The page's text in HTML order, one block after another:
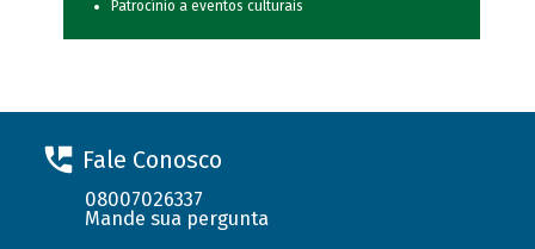
Patrocínio a eventos culturais
Fale Conosco
08007026337
Mande sua pergunta